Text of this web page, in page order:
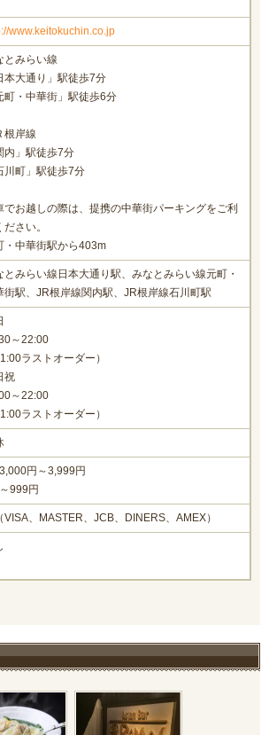
www.keitokuchin.co.jp
とみらい線
本大通り」駅徒歩7分
町・中華街」駅徒歩6分
根岸線
内」駅徒歩7分
川町」駅徒歩7分
でお越しの際は、提携の中華街パーキングをご利
ださい。
・中華街駅から403m
とみらい線日本大通り駅、みなとみらい線元町・
街駅、JR根岸線関内駅、JR根岸線石川町駅
～22:00
ラストオーダー）
祝
～22:00
ラストオーダー）
円～3,999円
999円
VISA、MASTER、JCB、DINERS、AMEX）